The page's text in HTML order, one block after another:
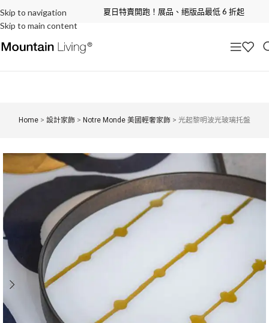
Skip to navigation
Skip to main content
夏日特賣開跑！展品、絕版品最低 6 折起
Home> 設計家飾> Notre Monde 美國輕奢家飾> 光起黎明波光玻璃托盤